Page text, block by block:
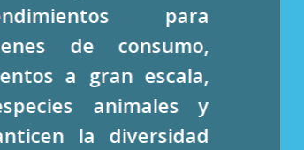
para
de consumo,
a gran escala,
animales y
la diversidad